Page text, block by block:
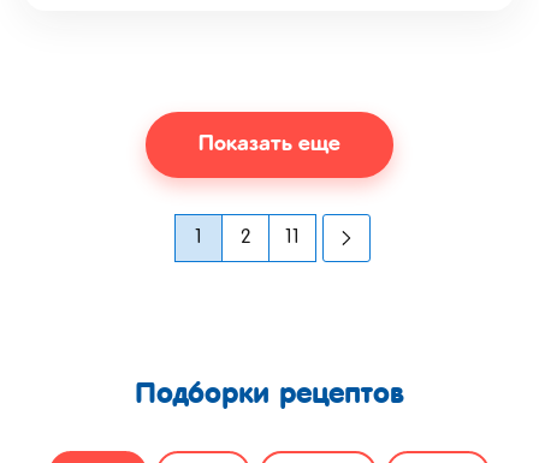
Показать еще
1 2 11
Подборки рецептов